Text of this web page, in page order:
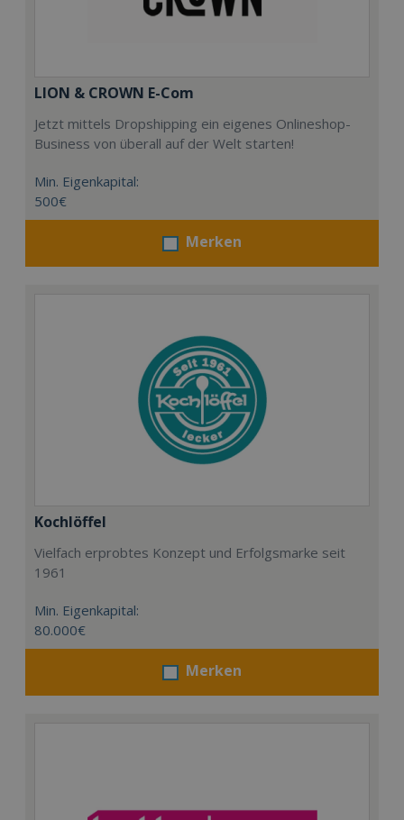
LION & CROWN E-Com
Jetzt mittels Dropshipping ein eigenes Onlineshop-
Business von überall auf der Welt starten!
Min. Eigenkapital:
500€
Merken
Kochlöffel
Vielfach erprobtes Konzept und Erfolgsmarke seit
1961
Min. Eigenkapital:
80.000€
Merken